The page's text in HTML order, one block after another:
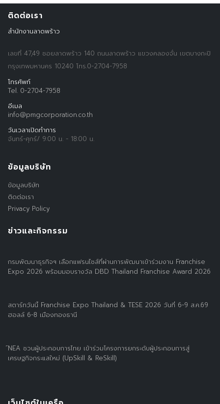
ติดต่อเรา
สำนักงานลาดพร้าว
เลขที่ 47,49 ซอยลาดพร้าว 140 ถนนลาดพร้าว แขวงคลองจั่น เขตบางกะปิ
กรุงเทพมหานคร 10240 โทร.0-2704-7958
โทรศัพท์
Tel. 0-2704-7958
อีเมล
info@pmgcorporation.co.th
วันเวลาเปิดทำการ
จันทร์-ศุกร์/ 9:00 น. - 18:00 น.
ข้อมูลบริษัท
ข้อมูลบริษัท
ติดต่อเรา
Privacy Policy
ข่าวและกิจกรรม
กรมพัฒนาธุรกิจฯ เลือกแฟรนไชส์ที่ผ่านการพัฒนาเข้าร่วมงาน Franchise
Expo 2026 พร้อมมอบรางวัล DBD Thailand Franchise Award 2026
สตาร์ทวันนี้ Franchise Expo Thailand & TESE 2026 วันที่ 6-9 ส.ค.69
ฮอลล์ 6-8 เมืองทองธานี
์NEA ชวนผู้ประกอบการไทย เข้าร่วมโครงการยกระดับผู้ประกอบการสู่
เศรษฐกิจกระแสใหม่ (UpSkill & ReSkill)